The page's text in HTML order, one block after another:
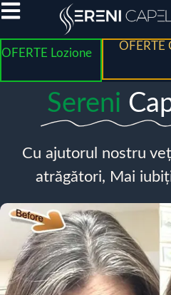
OFERTE Lozione
OFERTE
Sereni
Cu ajutorul nostru
atrăgători, Mai